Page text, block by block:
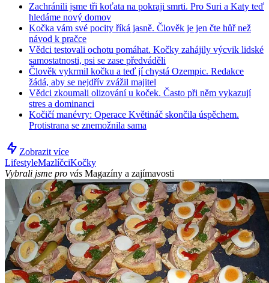
Zachránili jsme tři koťata na pokraji smrti. Pro Suri a Katy teď
hledáme nový domov
Kočka vám své pocity říká jasně. Člověk je jen čte hůř než
návod k pračce
Vědci testovali ochotu pomáhat. Kočky zahájily výcvik lidské
samostatnosti, psi se zase předváděli
Člověk vykrmil kočku a teď jí chystá Ozempic. Redakce
žádá, aby se nejdřív zvážil majitel
Vědci zkoumali olizování u koček. Často při něm vykazují
stres a dominanci
Kočičí manévry: Operace Květináč skončila úspěchem.
Protistrana se znemožnila sama
Zobrazit více
LifestyleMazlíčciKočky
Vybrali jsme pro vás Magazíny a zajímavosti